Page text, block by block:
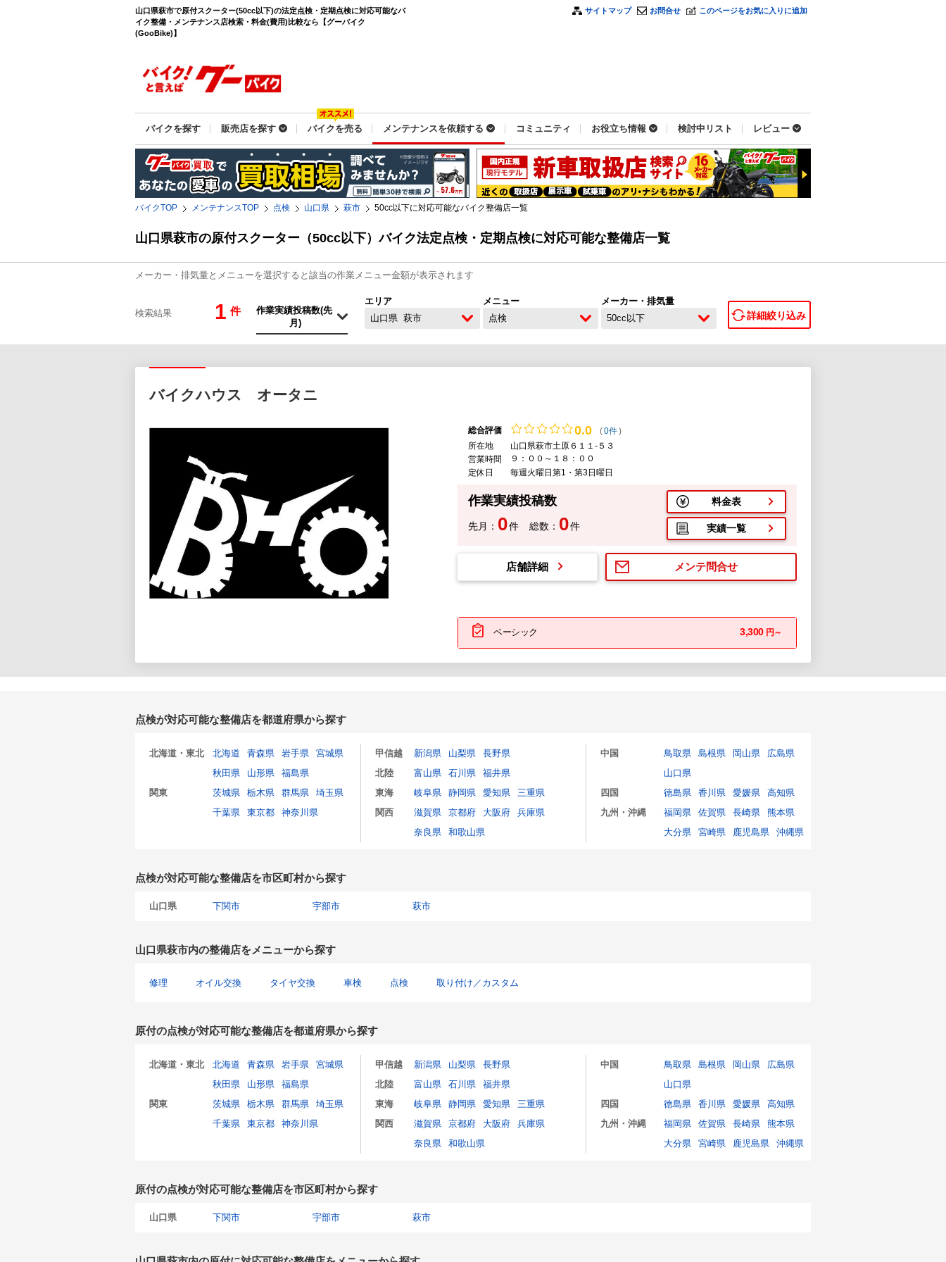
山口県萩市で原付スクーター(50cc以下)の法定点検・定期点検に対応可能なバ
イク整備・メンテナンス店検索・料金(費用)比較なら【グーバイク
(GooBike)】
サイトマップ お問合せ このページをお気に入りに追加
バイクを探す 販売店を探す バイクを売る メンテナンスを依頼する コミュニティ お役立ち情報 検討中リスト レビュー
バイクTOP メンテナンスTOP 点検 山口県 萩市 50cc以下に対応可能なバイク整備店一覧
山口県萩市の原付スクーター（50cc以下）バイク法定点検・定期点検に対応可能な整備店一覧
メーカー・排気量とメニューを選択すると該当の作業メニュー金額が表示されます
検索結果 1 件
エリア
山口県 萩市
メニュー
点検
メーカー・排気量
50cc以下
詳細絞り込み
バイクハウス オータニ
総合評価 0.0 (0件)
所在地
山口県萩市土原６１１-５３
営業時間
９：００～１８：００
定休日
毎週火曜日第1・第3日曜日
作業実績投稿数
先月： 0件 総数： 0件
料金表
実績一覧
メンテ問合せ
店舗詳細
ベーシック 3,300 円～
点検が対応可能な整備店を都道府県から探す
北海道・東北 北海道 青森県 岩手県
宮城県
秋田県
山形県
福島県
関東
茨城県 栃木県 群馬県
埼玉県
千葉県
東京都 神奈川県
甲信越 新潟県 山梨県
長野県
北陸
富山県 石川県
福井県
東海
岐阜県 静岡県 愛知県
三重県
関西
滋賀県 京都府 大阪府
兵庫県
奈良県
和歌山県
中国 鳥取県 島根県 岡山県
広島県
山口県
四国
徳島県 香川県 愛媛県
高知県
九州・沖縄
福岡県 佐賀県 長崎県
熊本県
大分県
宮崎県 鹿児島県 沖縄県
点検が対応可能な整備店を市区町村から探す
山口県 下関市 宇部市 萩市
山口県萩市内の整備店をメニューから探す
修理 オイル交換 タイヤ交換 車検 点検 取り付け／カスタム
原付の点検が対応可能な整備店を都道府県から探す
北海道・東北 北海道 青森県 岩手県
宮城県
秋田県
山形県
福島県
関東
茨城県 栃木県 群馬県
埼玉県
千葉県
東京都 神奈川県
甲信越 新潟県 山梨県
長野県
北陸
富山県 石川県
福井県
東海
岐阜県 静岡県 愛知県
三重県
関西
滋賀県 京都府 大阪府
兵庫県
奈良県
和歌山県
中国 鳥取県 島根県 岡山県
広島県
山口県
四国
徳島県 香川県 愛媛県
高知県
九州・沖縄
福岡県 佐賀県 長崎県
熊本県
大分県
宮崎県 鹿児島県 沖縄県
原付の点検が対応可能な整備店を市区町村から探す
山口県 下関市 宇部市 萩市